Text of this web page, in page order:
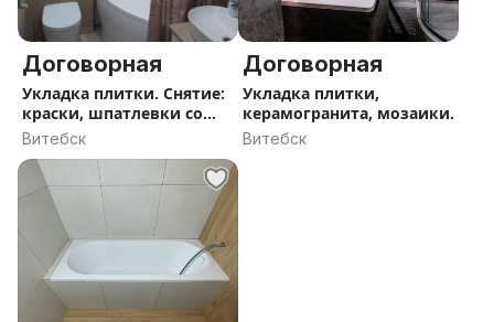
Договорная
Укладка плитки. Снятие:
краски, шпатлевки со
стен
Витебск
Договорная
Укладка плитки,
керамогранита, мозаики.
Витебск